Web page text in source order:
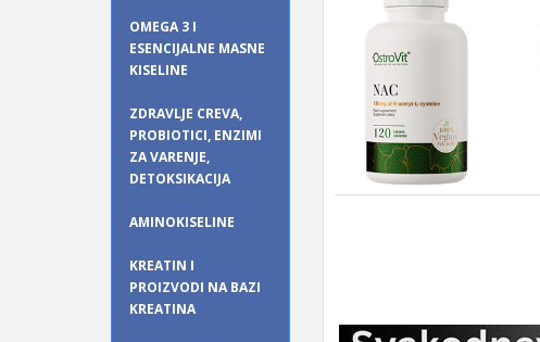
OMEGA 3 I
ESENCIJALNE MASNE
KISELINE
ZDRAVLJE CREVA,
PROBIOTICI, ENZIMI
ZA VARENJE,
DETOKSIKACIJA
AMINOKISELINE
KREATIN I
PROIZVODI NA BAZI
KREATINA